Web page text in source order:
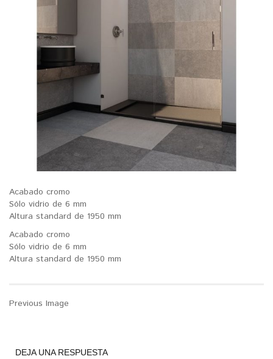
Acabado cromo
Sólo vidrio de 6 mm
Altura standard de 1950 mm
Acabado cromo
Sólo vidrio de 6 mm
Altura standard de 1950 mm
Previous Image
DEJA UNA RESPUESTA